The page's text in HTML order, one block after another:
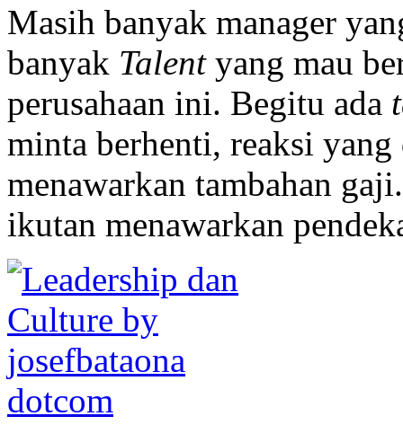
Masih banyak manager
banyak Talentyang mau
perusahaan ini. Begitu ada t
minta berhenti, reaksi
menawarkan tambahan
ikutan menawarkan